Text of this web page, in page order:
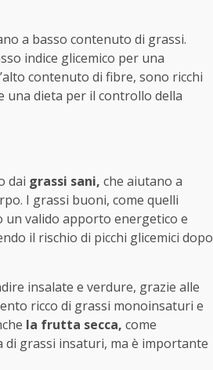
a basso contenuto di grassi.
indice glicemico per una
contenuto di fibre, sono ricchi
una dieta per il controllo della
dai grassi sani, che aiutano a
I grassi buoni, come quelli
un valido apporto energetico e
il rischio di picchi glicemici dopo
insalate e verdure, grazie alle
ricco di grassi monoinsaturi e
la frutta secca, come
di grassi insaturi, ma è importante